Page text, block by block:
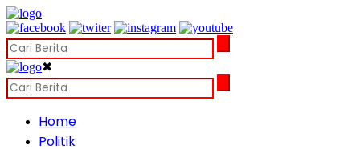
✖
Home
Politik